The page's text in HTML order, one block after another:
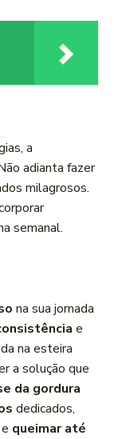
a
adianta fazer
milagrosos.
semanal.
na sua jornada
e
na esteira
a solução que
da gordura
dedicados,
queimar até